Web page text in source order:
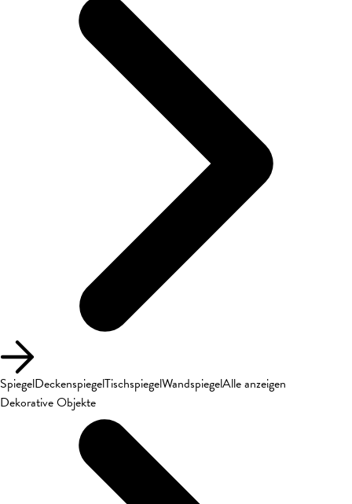
SpiegelDeckenspiegelTischspiegelWandspiegelAlle anzeigen
Dekorative Objekte